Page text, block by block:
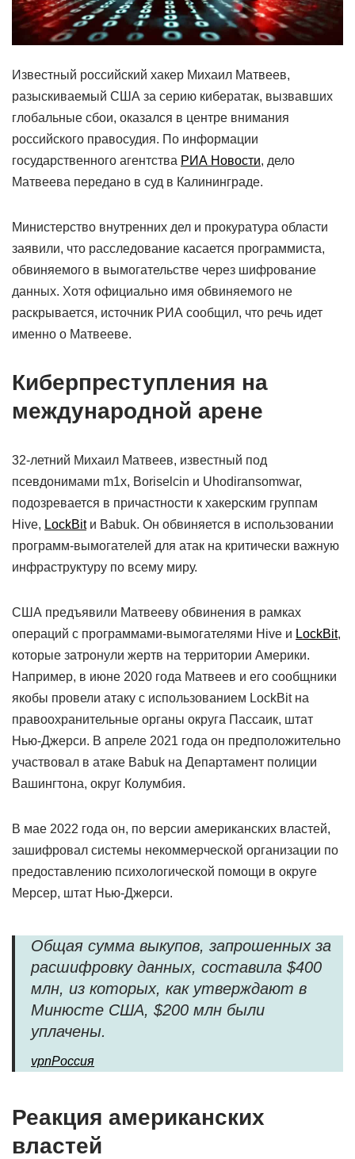
Известный российский хакер Михаил Матвеев,
разыскиваемый США за серию кибератак, вызвавших
глобальные сбои, оказался в центре внимания
российского правосудия. По информации
государственного агентства РИА Новости, дело
Матвеева передано в суд в Калининграде.
Министерство внутренних дел и прокуратура области
заявили, что расследование касается программиста,
обвиняемого в вымогательстве через шифрование
данных. Хотя официально имя обвиняемого не
раскрывается, источник РИА сообщил, что речь идет
именно о Матвееве.
Киберпреступления на
международной арене
32-летний Михаил Матвеев, известный под
псевдонимами m1x, Boriselcin и Uhodiransomwar,
подозревается в причастности к хакерским группам
Hive, LockBitи Babuk. Он обвиняется в использовании
программ-вымогателей для атак на критически важную
инфраструктуру по всему миру.
США предъявили Матвееву обвинения в рамках
операций с программами-вымогателями Hive и LockBit,
которые затронули жертв на территории Америки.
Например, в июне 2020 года Матвеев и его сообщники
якобы провели атаку с использованием LockBit на
правоохранительные органы округа Пассаик, штат
Нью-Джерси. В апреле 2021 года он предположительно
участвовал в атаке Babuk на Департамент полиции
Вашингтона, округ Колумбия.
В мае 2022 года он, по версии американских властей,
зашифровал системы некоммерческой организации по
предоставлению психологической помощи в округе
Мерсер, штат Нью-Джерси.
Общая сумма выкупов, запрошенных за
расшифровку данных, составила $400
млн, из которых, как утверждают в
Минюсте США, $200 млн были
уплачены.
vpnРоссия
Реакция американских
властей